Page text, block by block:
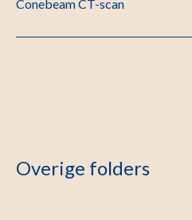
Conebeam CT-scan
Overige folders